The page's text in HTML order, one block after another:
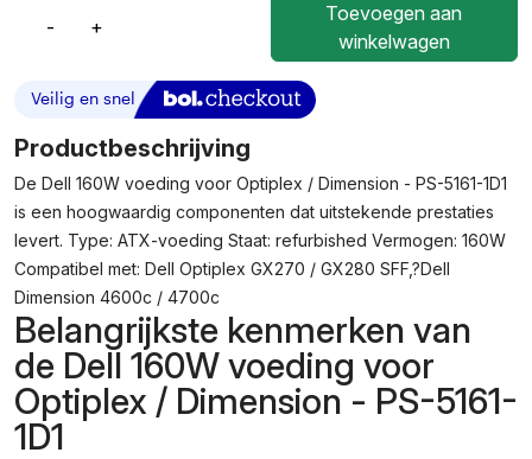
-
Voeding
Optiplex
/
Dimension
-
PS-
5161-
1D1
Aantal
+
Toevoegen aan
winkelwagen
Productbeschrijving
De Dell 160W voeding voor Optiplex / Dimension - PS-5161-1D1
is een hoogwaardig componenten dat uitstekende prestaties
levert. Type: ATX-voeding Staat: refurbished Vermogen: 160W
Compatibel met: Dell Optiplex GX270 / GX280 SFF,?Dell
Dimension 4600c / 4700c
Belangrijkste kenmerken van
de Dell 160W voeding voor
Optiplex / Dimension - PS-5161-
1D1